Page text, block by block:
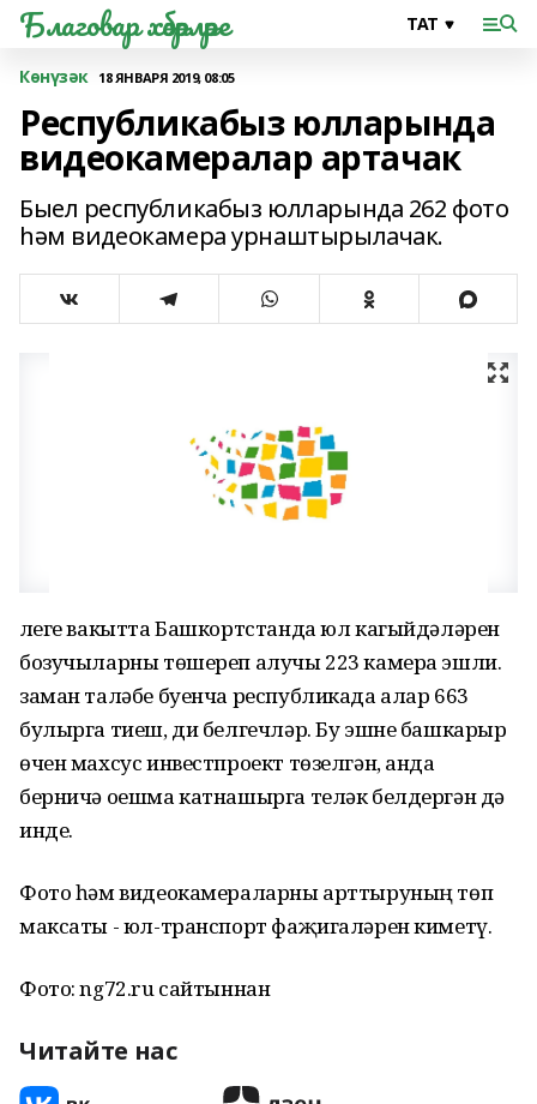
Благовар хәбәрләре
Көнүзәк 18 ЯНВАРЯ 2019, 08:05
Республикабыз юлларында
видеокамералар артачак
Быел республикабыз юлларында 262 фото
һәм видеокамера урнаштырылачак.
Әлеге вакытта Башкортстанда юл кагыйдәләрен
бозучыларны төшереп алучы 223 камера эшли. Ә
заман таләбе буенча республикада алар 663
булырга тиеш, ди белгечләр. Бу эшне башкарыр
өчен махсус инвестпроект төзелгән, анда
берничә оешма катнашырга теләк белдергән дә
инде.
Фото һәм видеокамераларны арттыруның төп
максаты - юл-транспорт фаҗигаләрен киметү.
Фото: ng72.ru сайтыннан
Читайте нас